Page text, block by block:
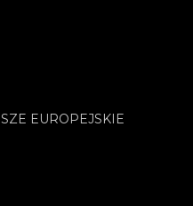
EUROPEJSKIE